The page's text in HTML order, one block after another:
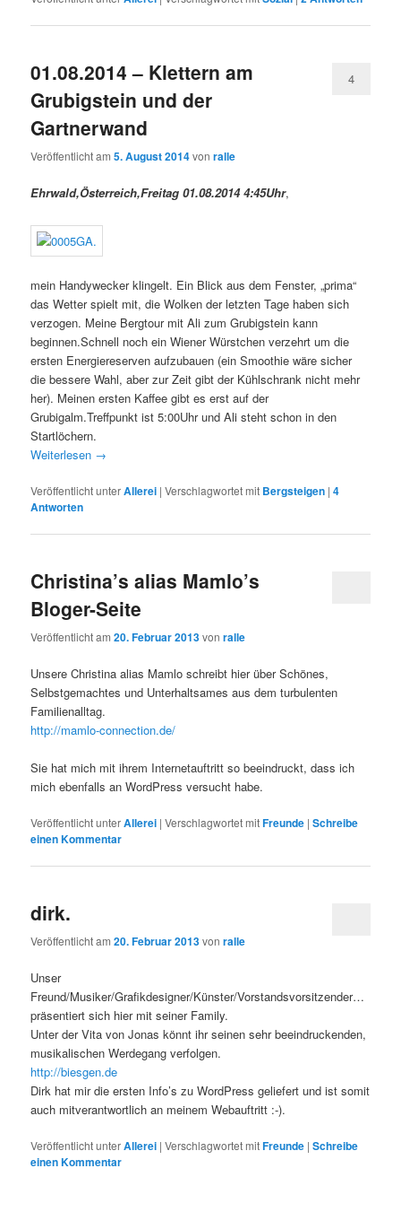
01.08.2014 – Klettern am
Grubigstein und der
Gartnerwand
Veröffentlicht am5. August 2014vonralle
4
Ehrwald,Österreich,Freitag 01.08.2014 4:45Uhr,
mein Handywecker klingelt. Ein Blick aus dem Fenster, „prima“
das Wetter spielt mit, die Wolken der letzten Tage haben sich
verzogen. Meine Bergtour mit Ali zum Grubigstein kann
beginnen.Schnell noch ein Wiener Würstchen verzehrt um die
ersten Energiereserven aufzubauen (ein Smoothie wäre sicher
die bessere Wahl, aber zur Zeit gibt der Kühlschrank nicht mehr
her). Meinen ersten Kaffee gibt es erst auf der
Grubigalm.Treffpunkt ist 5:00Uhr und Ali steht schon in den
Startlöchern.
Weiterlesen →
Veröffentlicht unterAllerei |Verschlagwortet mit Bergsteigen |4
Antworten
Christina’s alias Mamlo’s
Bloger-Seite
Veröffentlicht am20. Februar 2013vonralle
Unsere Christina alias Mamlo schreibt hier über Schönes,
Selbstgemachtes und Unterhaltsames aus dem turbulenten
Familienalltag.
http://mamlo-connection.de/
Sie hat mich mit ihrem Internetauftritt so beeindruckt, dass ich
mich ebenfalls an WordPress versucht habe.
Veröffentlicht unterAllerei |Verschlagwortet mitFreunde |Schreibe
einen Kommentar
dirk.
Veröffentlicht am20. Februar 2013vonralle
Unser
Freund/Musiker/Grafikdesigner/Künster/Vorstandsvorsitzender…
präsentiert sich hier mit seiner Family.
Unter der Vita von Jonas könnt ihr seinen sehr beeindruckenden,
musikalischen Werdegang verfolgen.
http://biesgen.de
Dirk hat mir die ersten Info’s zu WordPress geliefert und ist somit
auch mitverantwortlich an meinem Webauftritt :-).
Veröffentlicht unterAllerei |Verschlagwortet mitFreunde |Schreibe
einen Kommentar